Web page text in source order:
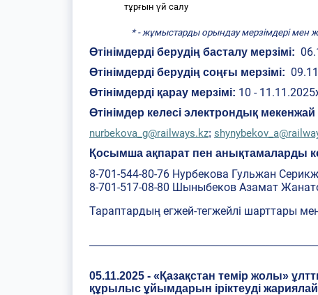
тұрғын үй салу
* - жұмыстарды орындау мерзімдері мен
Өтінімдерді берудің басталу мерзімі:
Өтінімдерді берудің соңғы мерзімі:
Өтінімдерді қарау мерзімі: 10 -
Өтінімдер келесі электрондық
nurbekova_g@railways.kz;
Қосымша ақпарат пен анықтамаларды
8-701-544-80-76 Нурбекова Гульжан
8-701-517-08-80 Шыныбеков Азамат
Тараптардың егжей-тегжейлі шарттары
05.11.2025 - «Қазақстан темір жолы»
құрылыс ұйымдарын іріктеуді